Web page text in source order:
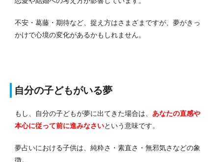
不安・葛藤・期待など、捉え方はさまざまですが、夢がきっ
かけで心境の変化があるかもしれません。
自分の子どもがいる夢
もし、自分の子どもが夢に出てきた場合は、 あなたの直感や
本心に従って前に進みなさいという意味です。
夢占いにおける子供は、純粋さ・素直さ・無邪気さなどの象
徴。